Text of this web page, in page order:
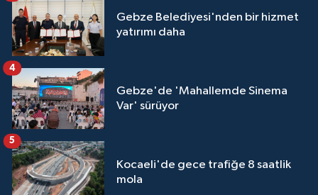
Gebze Belediyesi'nden bir hizmet
yatırımı daha
Gebze'de 'Mahallemde Sinema
Var' sürüyor
4
Kocaeli'de gece trafiğe 8 saatlik
mola
5